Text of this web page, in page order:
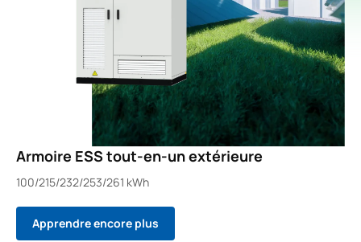
Armoire ESS tout-en-un extérieure
100/215/232/253/261 kWh
Apprendre encore plus